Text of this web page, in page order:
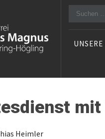
mit
der Diözese
Suchen
nach:
UNSERE
mit
Heimler